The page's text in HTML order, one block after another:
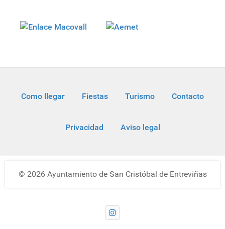
Como llegar Fiestas Turismo Contacto
Privacidad Aviso legal
© 2026 Ayuntamiento de San Cristóbal de Entreviñas